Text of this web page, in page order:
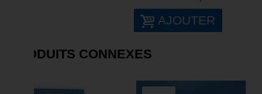
AJOUTER
PRODUITS CONNEXES